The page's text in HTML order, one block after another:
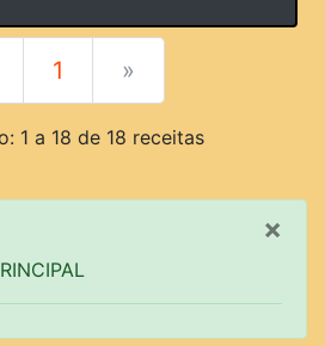
1 »
1 a 18 de 18 receitas
×